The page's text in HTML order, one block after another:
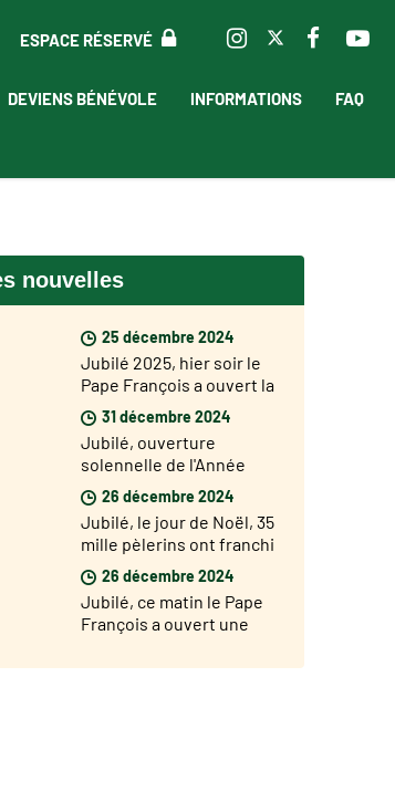
ESPACE RÉSERVÉ
DEVIENS BÉNÉVOLE INFORMATIONS FAQ
nouvelles
25 décembre 2024
Jubilé 2025, hier soir le
Pape François a ouvert la
Porte Sainte de la
Basilique Saint Pierre
31 décembre 2024
Jubilé, ouverture
solennelle de l'Année
Jubilaire dans les
diocèses du monde le 29
décembre
26 décembre 2024
Jubilé, le jour de Noël, 35
mille pèlerins ont franchi
la Porte Sainte de Saint
Pierre
26 décembre 2024
Jubilé, ce matin le Pape
François a ouvert une
prison de Rebibbia